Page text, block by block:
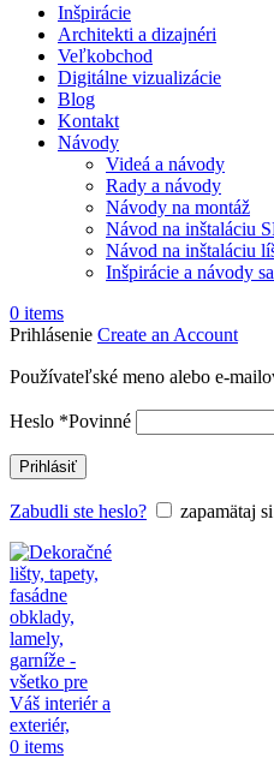
Inšpirácie
Architekti a dizajnéri
Veľkobchod
Digitálne vizualizácie
Blog
Kontakt
Návody
Videá a návody
Rady a návody
Návody na montáž
Návod na inštaláciu
Návod na inštaláciu
Inšpirácie a návody
0 items
Prihlásenie Create an Account
Používateľské meno alebo e-
Heslo *Povinné
Prihlásiť
Zabudli ste heslo? zapamätaj
0 items